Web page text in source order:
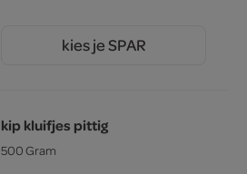
kies je SPAR
kip kluifjes pittig
500 Gram